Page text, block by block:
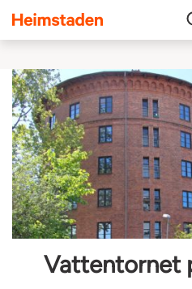
Heimstaden
Vattentornet